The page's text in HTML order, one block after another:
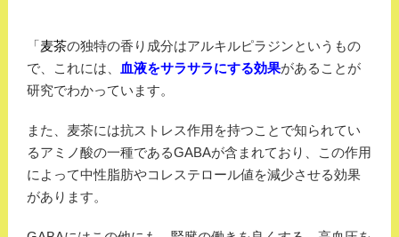
「麦茶の独特の香り成分はアルキルピラジンというもの
で、これには、
血液をサラサラにする効果があることが
研究でわかっています。
また、麦茶には抗ストレス作用を持つことで知られてい
るアミノ酸の一種であるGABAが含まれており、この作用
によって中性脂肪やコレステロール値を減少させる効果
があります。